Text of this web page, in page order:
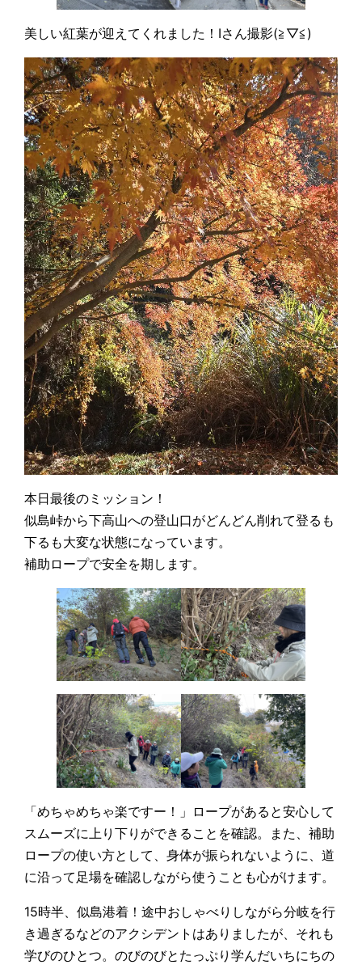
美しい紅葉が迎えてくれました！Iさん撮影(≧▽≦)
本日最後のミッション！
似島峠から下高山への登山口がどんどん削れて登るも
下るも大変な状態になっています。
補助ロープで安全を期します。
「めちゃめちゃ楽ですー！」ロープがあると安心して
スムーズに上り下りができることを確認。また、補助
ロープの使い方として、身体が振られないように、道
に沿って足場を確認しながら使うことも心がけます。
15時半、似島港着！途中おしゃべりしながら分岐を行
き過ぎるなどのアクシデントはありましたが、それも
学びのひとつ。のびのびとたっぷり学んだいちにちの